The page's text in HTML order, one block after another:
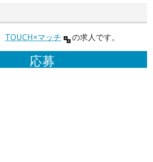
TOUCH×マッチ の求人です。
応募